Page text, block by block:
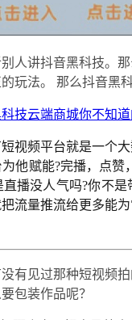
人讲抖音黑科技。
玩法。 那么抖音黑
视频平台就是一个
他赋能?完播，点
播没人气吗?你不
流量推流给更多能为
有见过那种短视频
包装作品呢？